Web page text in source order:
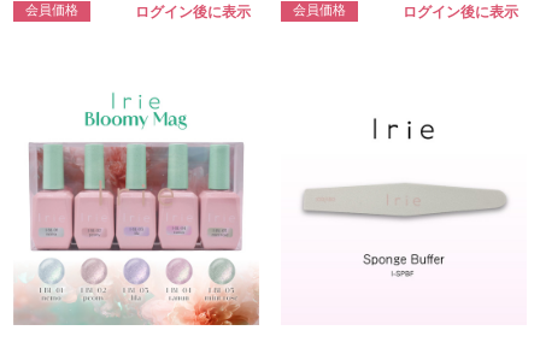
会員価格 ログイン後に表示 会員価格 ログイン後に表示